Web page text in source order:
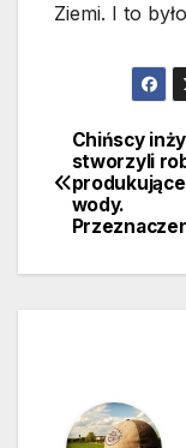
Ziemi. I to
wpisu
Chińscy
stworzyli
wody.